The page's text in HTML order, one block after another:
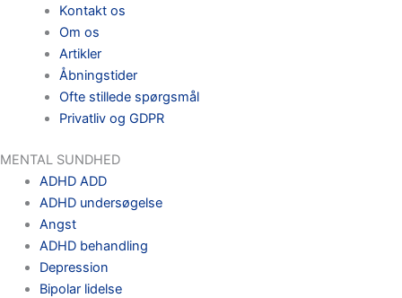
Kontakt os
Om os
Artikler
Åbningstider
Ofte stillede spørgsmål
Privatliv og GDPR
MENTAL SUNDHED
ADHD ADD
ADHD undersøgelse
Angst
ADHD behandling
Depression
Bipolar lidelse